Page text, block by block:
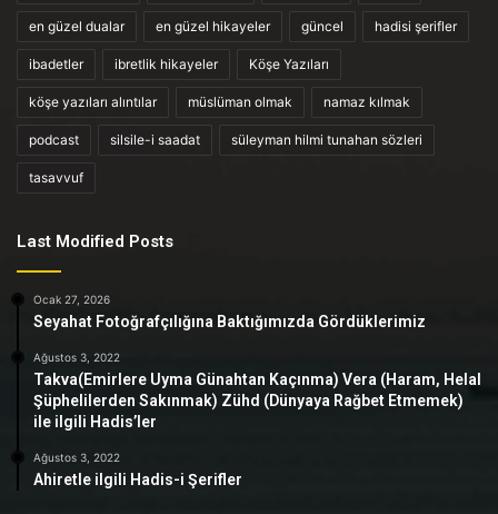
en güzel dualar en güzel hikayeler güncel hadisi şerifler
ibadetler ibretlik hikayeler Köşe Yazıları
köşe yazıları alıntılar müslüman olmak namaz kılmak
podcast silsile-i saadat süleyman hilmi tunahan sözleri
tasavvuf
Last Modified Posts
Ocak 27, 2026
Seyahat Fotoğrafçılığına Baktığımızda Gördüklerimiz
Ağustos 3, 2022
Takva(Emirlere Uyma Günahtan Kaçınma) Vera (Haram, Helal
Şüphelilerden Sakınmak) Zühd (Dünyaya Rağbet Etmemek)
ile ilgili Hadis’ler
Ağustos 3, 2022
Ahiretle ilgili Hadis-i Şerifler